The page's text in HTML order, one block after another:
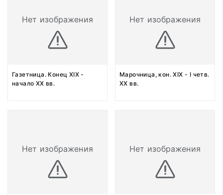
Нет изображения
Газетница. Конец XIX -
начало XX вв.
Нет изображения
Марочница, кон. XIX - I четв.
XX вв.
Нет изображения Нет изображения